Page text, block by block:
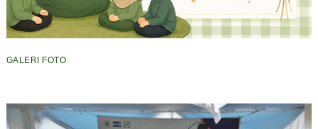
GALERI FOTO